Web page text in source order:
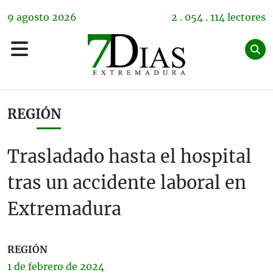
9 agosto 2026 2 . 054 . 114 lectores
REGIÓN
Trasladado hasta el hospital
tras un accidente laboral en
Extremadura
REGIÓN
1 de febrero de 2024